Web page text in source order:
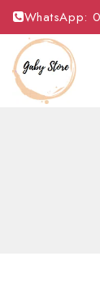
WhatsApp: